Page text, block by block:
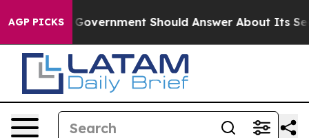
AGP PICKS
US Government Should Answer About Its